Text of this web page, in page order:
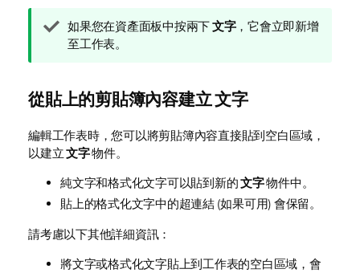
提
示
如果您在資產面板中按兩下文字，它會立即新增
至工作表。
從貼上的剪貼簿內容建立文字
編輯工作表時，您可以將剪貼簿內容直接貼到空白區域，
以建立文字物件。
純文字和格式化文字可以貼到新的文字物件中。
貼上的格式化文字中的超連結 (如果可用) 會保留。
請考慮以下其他詳細資訊：
將文字或格式化文字貼上到工作表的空白區域，會